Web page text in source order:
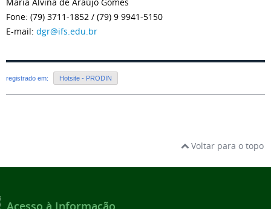
Fone: (79) 3711-1852 / (79) 9 9941-5150
E-mail: dgr@ifs.edu.br
registrado em: Hotsite - PRODIN
Voltar para o topo